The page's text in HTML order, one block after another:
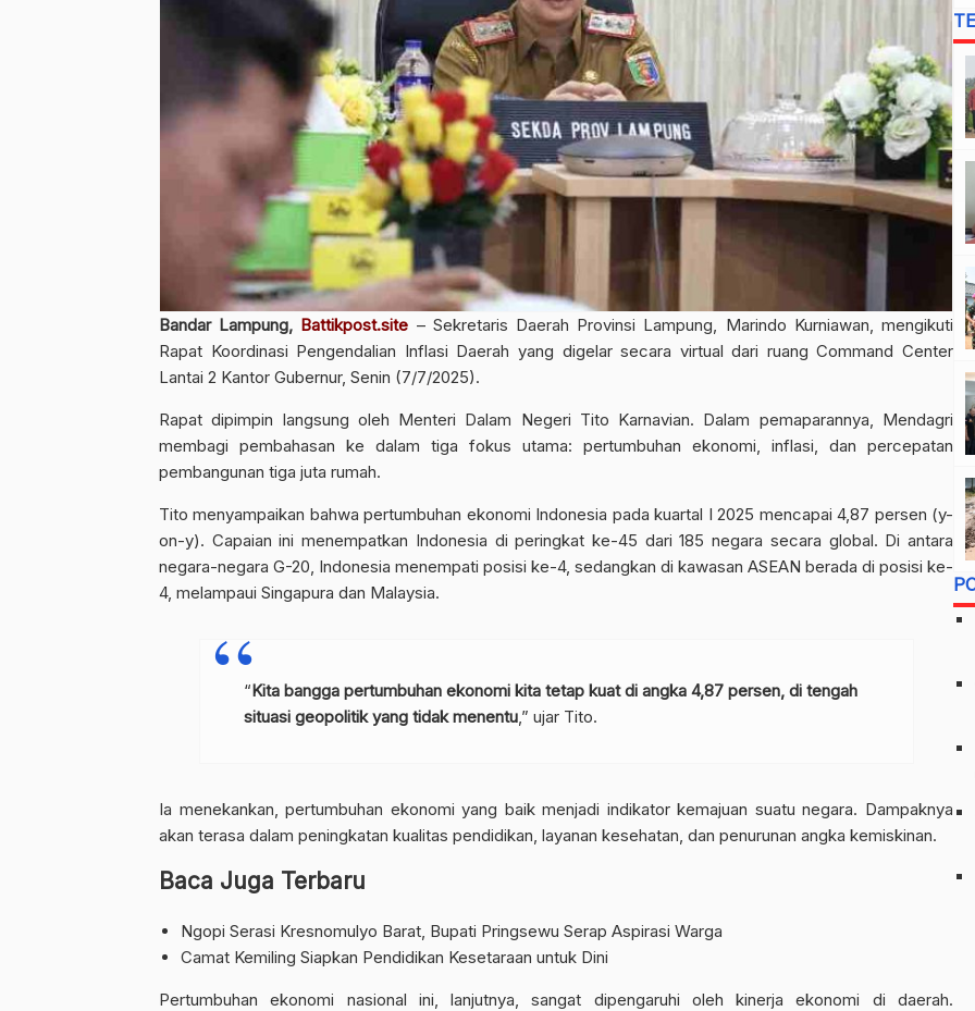
Bandar Lampung, Battikpost.site – Sekretaris Daerah Provinsi Lampung, Marindo Kurniawan, mengikuti
Rapat Koordinasi Pengendalian Inflasi Daerah yang digelar secara virtual dari ruang Command Center
Lantai 2 Kantor Gubernur, Senin (7/7/2025).
Rapat dipimpin langsung oleh Menteri Dalam Negeri Tito Karnavian. Dalam pemaparannya, Mendagri
membagi pembahasan ke dalam tiga fokus utama: pertumbuhan ekonomi, inflasi, dan percepatan
pembangunan tiga juta rumah.
Tito menyampaikan bahwa pertumbuhan ekonomi Indonesia pada kuartal I 2025 mencapai 4,87 persen (y-
on-y). Capaian ini menempatkan Indonesia di peringkat ke-45 dari 185 negara secara global. Di antara
negara-negara G-20, Indonesia menempati posisi ke-4, sedangkan di kawasan ASEAN berada di posisi ke-
4, melampaui Singapura dan Malaysia.
“Kita bangga pertumbuhan ekonomi kita tetap kuat di angka 4,87 persen, di tengah
situasi geopolitik yang tidak menentu,” ujar Tito.
Ia menekankan, pertumbuhan ekonomi yang baik menjadi indikator kemajuan suatu negara. Dampaknya
akan terasa dalam peningkatan kualitas pendidikan, layanan kesehatan, dan penurunan angka kemiskinan.
Baca Juga Terbaru
Ngopi Serasi Kresnomulyo Barat, Bupati Pringsewu Serap Aspirasi Warga
Camat Kemiling Siapkan Pendidikan Kesetaraan untuk Dini
Pertumbuhan ekonomi nasional ini, lanjutnya, sangat dipengaruhi oleh kinerja ekonomi di daerah.